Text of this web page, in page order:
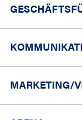
MARKETING/